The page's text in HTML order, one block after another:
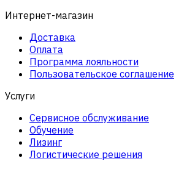
Интернет-магазин
Доставка
Оплата
Программа лояльности
Пользовательское соглашение
Услуги
Сервисное обслуживание
Обучение
Лизинг
Логистические решения